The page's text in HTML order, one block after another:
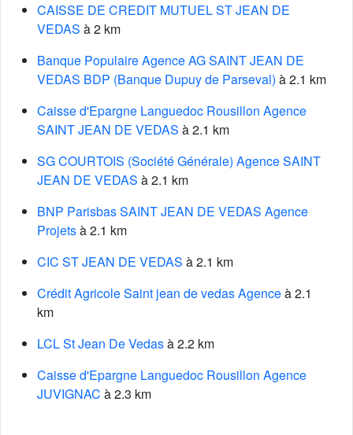
CAISSE DE CREDIT MUTUEL ST JEAN DE
VEDAS à 2 km
Banque Populaire Agence AG SAINT JEAN DE
VEDAS BDP (Banque Dupuy de Parseval) à 2.1 km
Caisse d'Epargne Languedoc Rousillon Agence
SAINT JEAN DE VEDAS à 2.1 km
SG COURTOIS (Société Générale) Agence SAINT
JEAN DE VEDAS à 2.1 km
BNP Parisbas SAINT JEAN DE VEDAS Agence
Projetsà 2.1 km
CIC ST JEAN DE VEDAS à 2.1 km
Crédit Agricole Saint jean de vedas Agenceà 2.1
km
LCL St Jean De Vedasà 2.2 km
Caisse d'Epargne Languedoc Rousillon Agence
JUVIGNAC à 2.3 km